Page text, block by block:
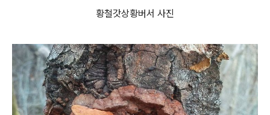
황철갓상황버서 사진